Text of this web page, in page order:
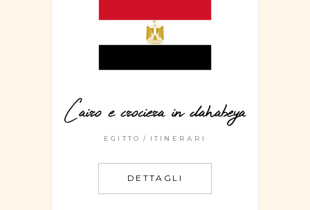
Cairo e crociera in dahabeya
EGITTO ITINERARI
DETTAGLI